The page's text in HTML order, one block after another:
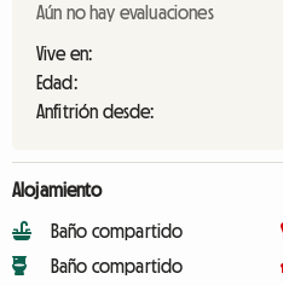
Aún no hay evaluaciones
Vive en:
Edad:
Anfitrión desde:
Alojamiento
Baño compartido
Baño compartido